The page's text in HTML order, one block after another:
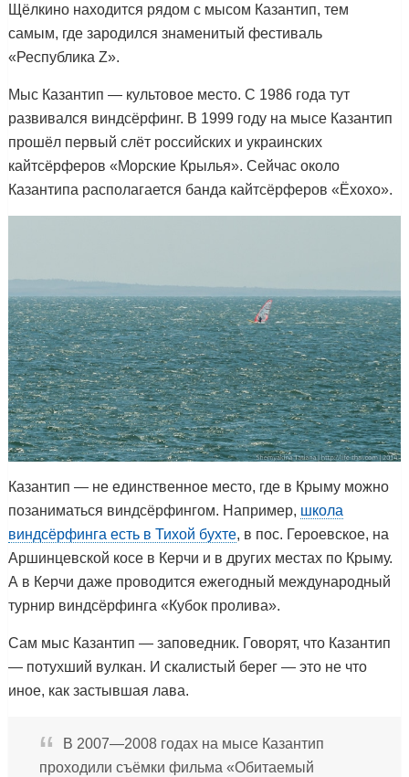
Щёлкино находится рядом с мысом Казантип, тем
самым, где зародился знаменитый фестиваль
«Республика Z».
Мыс Казантип — культовое место. С 1986 года тут
развивался виндсёрфинг. В 1999 году на мысе Казантип
прошёл первый слёт российских и украинских
кайтсёрферов «Морские Крылья». Сейчас около
Казантипа располагается банда кайтсёрферов «Ёхохо».
Казантип — не единственное место, где в Крыму можно
позаниматься виндсёрфингом. Например, школа
виндсёрфинга есть в Тихой бухте, в пос. Героевское, на
Аршинцевской косе в Керчи и в других местах по Крыму.
А в Керчи даже проводится ежегодный международный
турнир виндсёрфинга «Кубок пролива».
Сам мыс Казантип — заповедник. Говорят, что Казантип
— потухший вулкан. И скалистый берег — это не что
иное, как застывшая лава.
В 2007—2008 годах на мысе Казантип
проходили съёмки фильма «Обитаемый